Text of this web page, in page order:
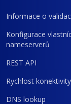
Informace o
Konfigurace
nameserverů
REST API
Rychlost konektivity
DNS lookup